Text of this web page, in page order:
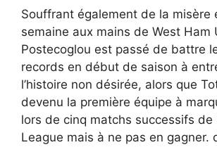
Souffrant également de la misère
semaine aux mains de West Ham
Postecoglou est passé de battre
records en début de saison à
l’histoire non désirée, alors que
devenu la première équipe à
lors de cinq matchs successifs de
League mais à ne pas en gagner.